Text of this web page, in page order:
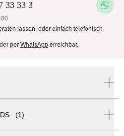
33 33 3
lassen, oder einfach telefonisch
per WhatsApp erreichbar.
(1)